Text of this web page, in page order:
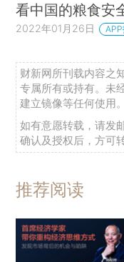
看中国的粮食安
2022年01月26日
财新网所刊载内容之
专属所有或持有。未
建立镜像等任何使用。
如有意愿转载，请发
确认及授权后，方可转
推荐阅读